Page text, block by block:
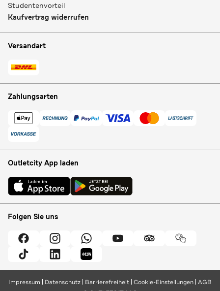
Studentenvorteil
Kaufvertrag widerrufen
Versandart
Zahlungsarten
Outletcity App laden
Folgen Sie uns
Impressum Datenschutz Barrierefreiheit Cookie-Einstellungen AGB